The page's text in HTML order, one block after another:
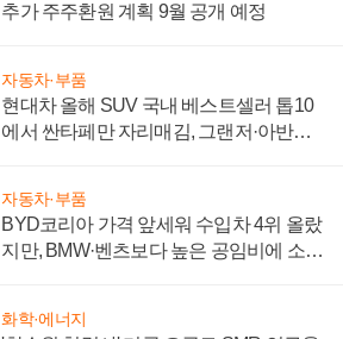
추가 주주환원 계획 9월 공개 예정
자동차·부품
현대차 올해 SUV 국내 베스트셀러 톱10
에서 싼타페만 자리매김, 그랜저·아반떼
자동차·부품
BYD코리아 가격 앞세워 수입차 4위 올랐
지만, BMW·벤츠보다 높은 공임비에 소비
화학·에너지